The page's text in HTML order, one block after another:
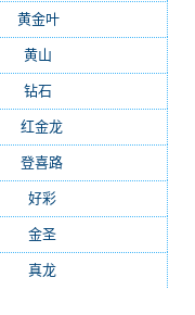
黄金叶(138)
黄山
钻石
红金龙
登喜路
好彩(73)
金圣(70)
真龙(65)